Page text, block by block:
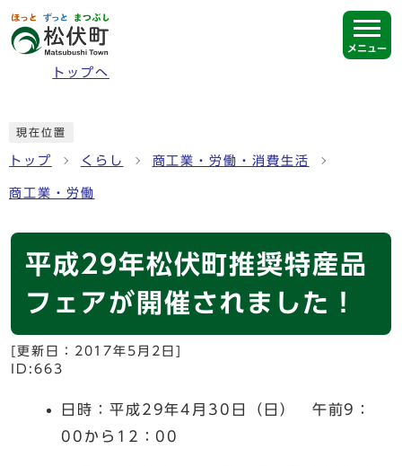
ページの先頭です
トップへ
メニュー
現在位置
トップ くらし 商工業・労働・消費生活
商工業・労働
平成29年松伏町推奨特産品
フェアが開催されました！
[更新日： 2017年5月2日
ID:663
日時：平成29年4月30日（日） 午前9：
00から12：00